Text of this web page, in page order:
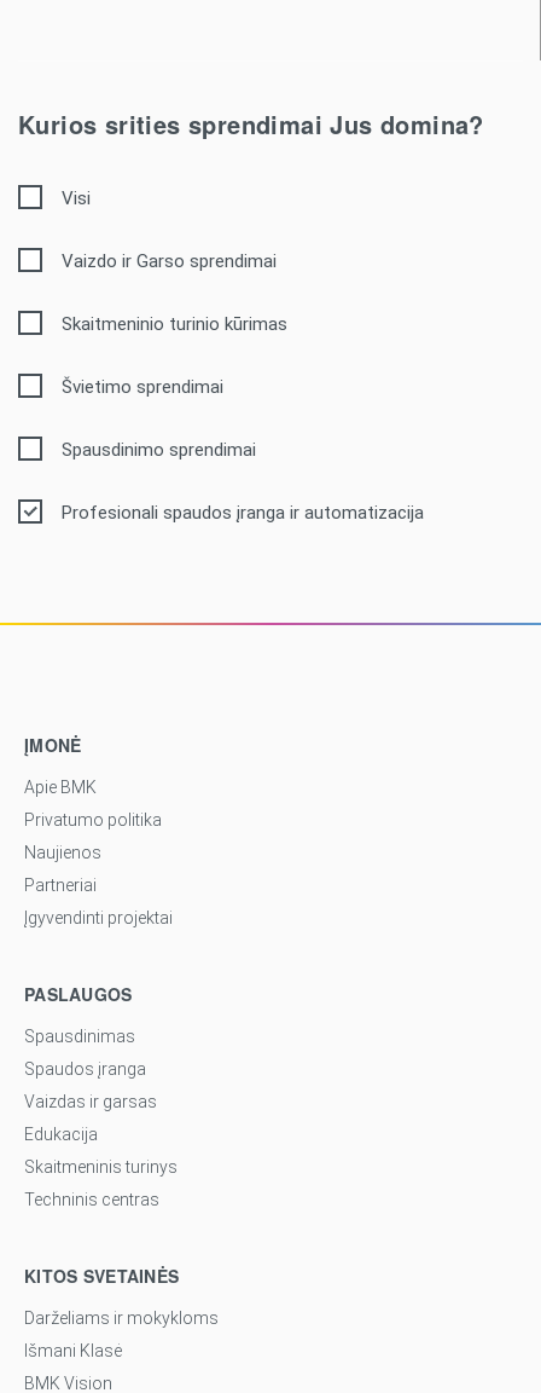
Kurios srities sprendimai Jus domina?
Visi
Vaizdo ir Garso sprendimai
Skaitmeninio turinio kūrimas
Švietimo sprendimai
Spausdinimo sprendimai
Profesionali spaudos įranga ir automatizacija
ĮMONĖ
Apie BMK
Privatumo politika
Naujienos
Partneriai
Įgyvendinti projektai
PASLAUGOS
Spausdinimas
Spaudos įranga
Vaizdas ir garsas
Edukacija
Skaitmeninis turinys
Techninis centras
KITOS SVETAINĖS
Darželiams ir mokykloms
Išmani Klasė
BMK Vision